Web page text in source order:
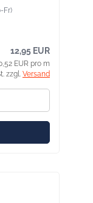
Fr)
12,95 EUR
EUR pro m
zzgl. Versand